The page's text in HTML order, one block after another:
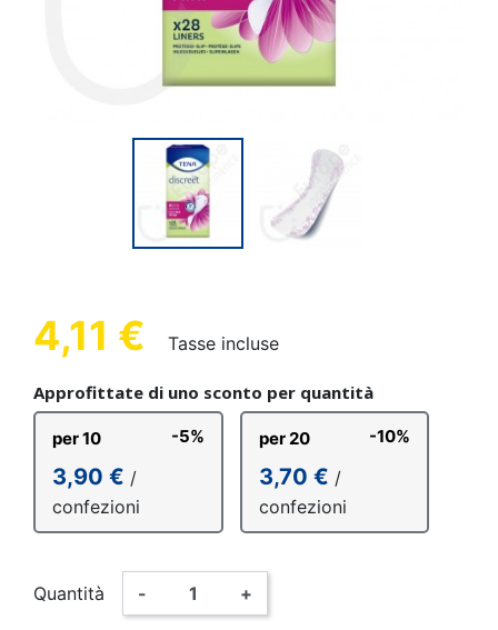
4,11 € Tasse incluse
Approfittate di uno sconto per quantità
per 10 -5%
3,90 € /
confezioni
per 20 -10%
3,70 € /
confezioni
Quantità - +